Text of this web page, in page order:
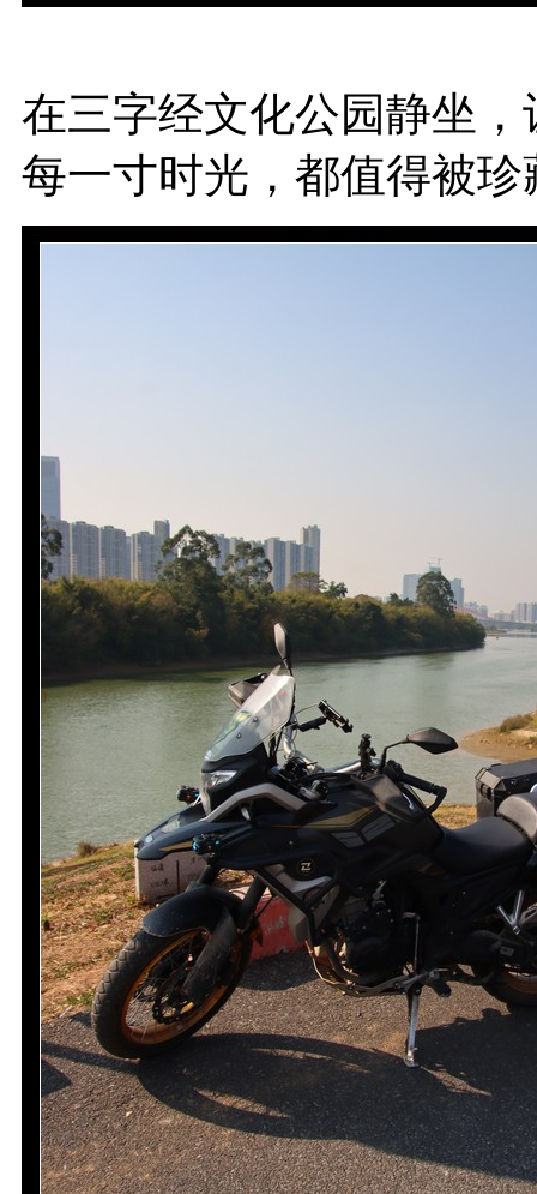
在三字经文化公园静坐
每一寸时光，都值得被珍